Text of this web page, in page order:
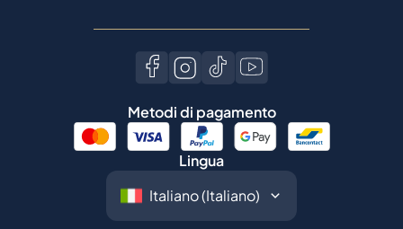
Metodi di pagamento
Lingua